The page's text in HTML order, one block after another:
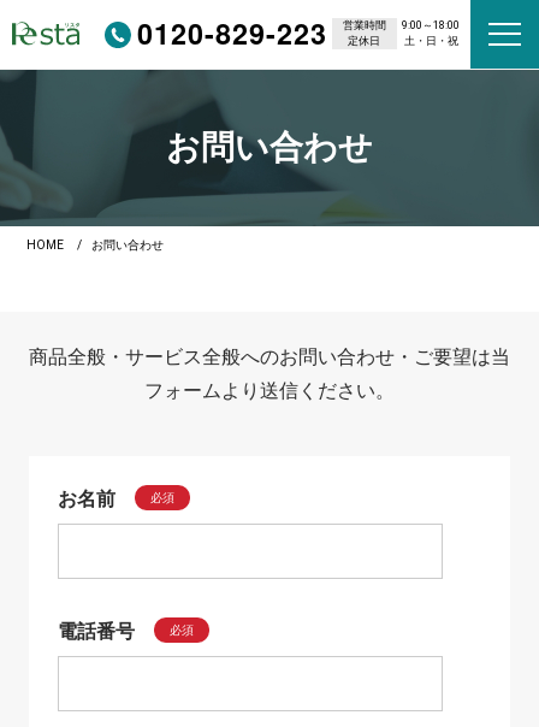
0120-829-223 営業時間
9:00～18:00
定休日
土・日・祝
お問い合わせ
HOME お問い合わせ
商品全般・サービス全般へのお問い合わせ・ご要望は当
フォームより送信ください。
お名前 必須
電話番号 必須